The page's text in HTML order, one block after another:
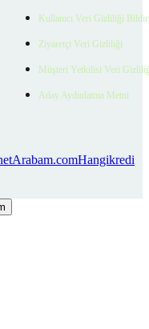
Kullanıcı Veri Gizliliği
Ziyaretçi Veri Gizliliği
Müşteri Yetkilisi Veri
Aday Aydınlatma Metni
Arabam.comHangikredi